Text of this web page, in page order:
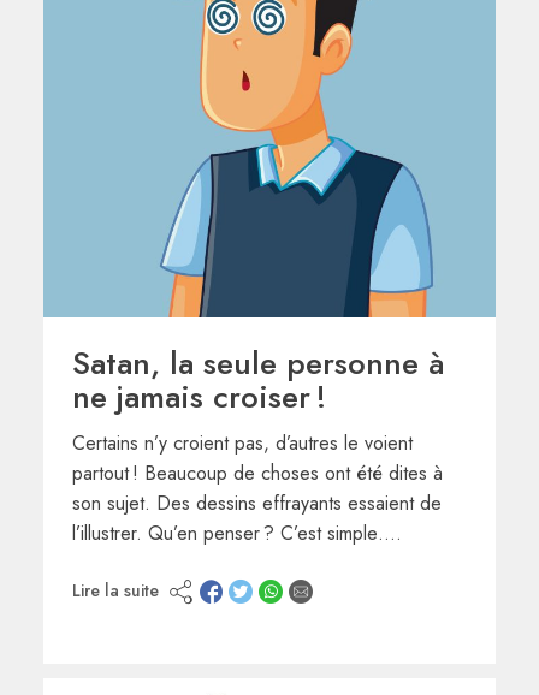
Satan, la seule personne à
ne jamais croiser !
Certains n’y croient pas, d’autres le voient
partout ! Beaucoup de choses ont été dites à
son sujet. Des dessins effrayants essaient de
l’illustrer. Qu’en penser ? C’est simple….
Lire la suite